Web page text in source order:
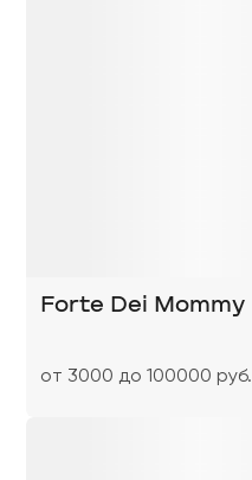
Forte Dei Mommy
от 3000 до 100000 руб.